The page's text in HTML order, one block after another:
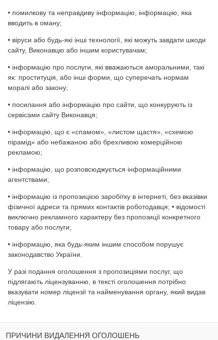
• помилкову та неправдиву інформацію, інформацію, яка
вводить в оману;
• віруси або будь-які інші технології, які можуть завдати шкоди
сайту, Виконавцю або іншим користувачам;
• інформацію про послуги, які вважаються аморальними, такі
як: проституція, або інші форми, що суперечать нормам
моралі або закону;
• посилання або інформацію про сайти, що конкурують із
сервісами сайту Виконавця;
• інформацію, що є «спамом», «листом щастя», «схемою
пірамід» або небажаною або брехливою комерційною
рекламою;
• інформацію, що розповсюджується інформаційними
агентствами;
• інформацію із пропозицією заробітку в інтернеті, без вказівки
фізичної адреси та прямих контактів роботодавця; • відомості
виключно рекламного характеру без пропозиції конкретного
товару або послуги;
• інформацію, яка будь-яким іншим способом порушує
законодавство України.
У разі подання оголошення з пропозиціями послуг, що
підлягають ліцензуванню, в тексті оголошення потрібно
вказувати номер ліцензії та найменування органу, який видав
ліцензію.
ПРИЧИНИ ВИДАЛЕННЯ ОГОЛОШЕНЬ